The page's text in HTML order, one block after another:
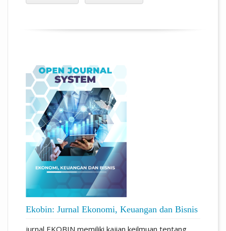
Ekobin: Jurnal Ekonomi, Keuangan dan Bisnis
jurnal EKOBIN memiliki kajian keilmuan tentang